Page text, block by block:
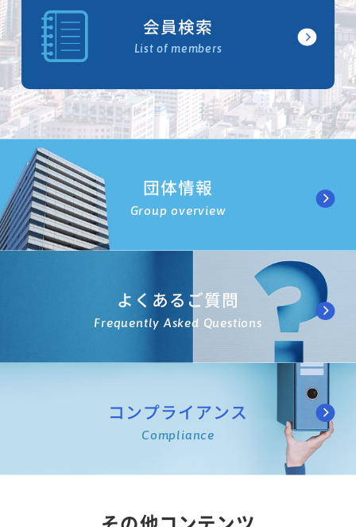
会員検索
List of members
団体情報
Group overview
よくあるご質問
Frequently Asked Questions
コンプライアンス
Compliance